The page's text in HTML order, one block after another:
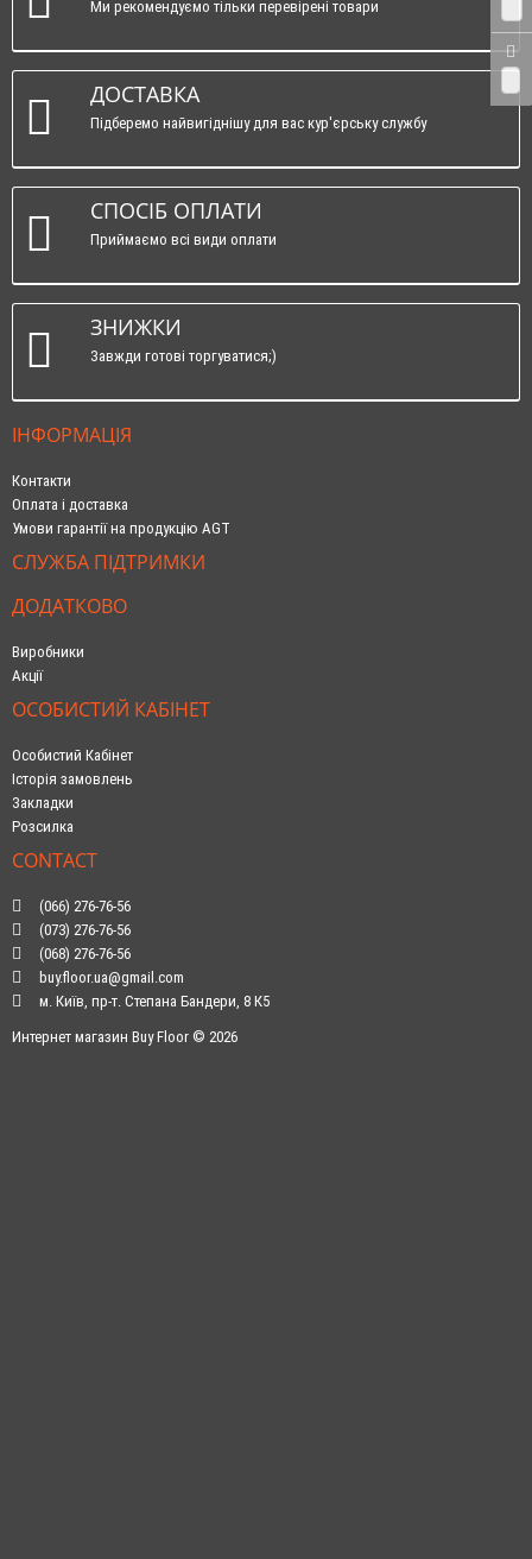
Ми рекомендуємо тільки перевірені товари
ДОСТАВКА
Підберемо найвигіднішу для вас кур'єрську службу
СПОСІБ ОПЛАТИ
Приймаємо всі види оплати
ЗНИЖКИ
Завжди готові торгуватися;)
ІНФОРМАЦІЯ
Контакти
Оплата і доставка
Умови гарантії на продукцію AGT
СЛУЖБА ПІДТРИМКИ
ДОДАТКОВО
Виробники
Акції
ОСОБИСТИЙ КАБІНЕТ
Особистий Кабінет
Історія замовлень
Закладки
Розсилка
CONTACT
(066) 276-76-56
(073) 276-76-56
(068) 276-76-56
buy.floor.ua@gmail.com
м. Київ, пр-т. Степана Бандери, 8 К5
Интернет магазин Buy Floor © 2026